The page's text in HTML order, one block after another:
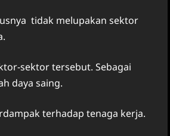
tidak melupakan sektor
sektor tersebut. Sebagai
daya saing.
terhadap tenaga kerja.